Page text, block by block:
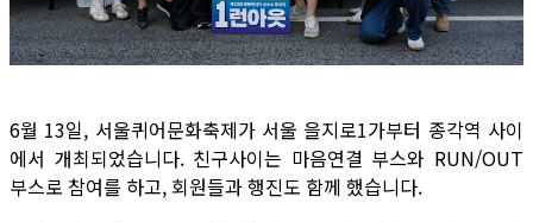
6월 13일, 서울퀴어문화축제가 서울 을지로1가부터 종각역 사이
에서 개최되었습니다. 친구사이는 마음연결 부스와 RUN/OUT
부스로 참여를 하고, 회원들과 행진도 함께 했습니다.